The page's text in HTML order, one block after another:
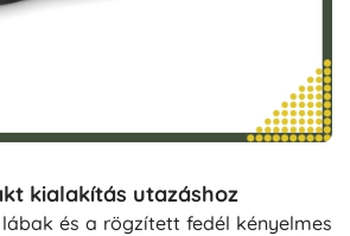
kialakítás utazáshoz
és a rögzített fedél kényelmes